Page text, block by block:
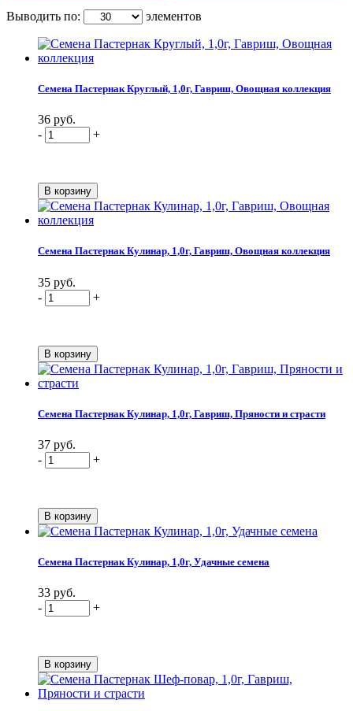
Выводить по: элементов
Семена Пастернак Круглый, 1,0г, Гавриш, Овощная коллекция
36 руб.
-
+
Семена Пастернак Кулинар, 1,0г, Гавриш, Овощная коллекция
35 руб.
-
+
Семена Пастернак Кулинар, 1,0г, Гавриш, Пряности и страсти
37 руб.
-
+
Семена Пастернак Кулинар, 1,0г, Удачные семена
33 руб.
-
+